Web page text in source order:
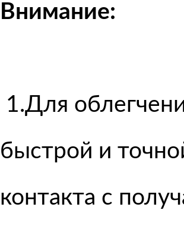
Внимание:
1.Для
быстрой и
контакта с